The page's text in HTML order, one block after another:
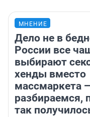
МНЕНИЕ
Дело не в
России все
выбирают
хенды вместо
массмаркета
разбираемся,
так